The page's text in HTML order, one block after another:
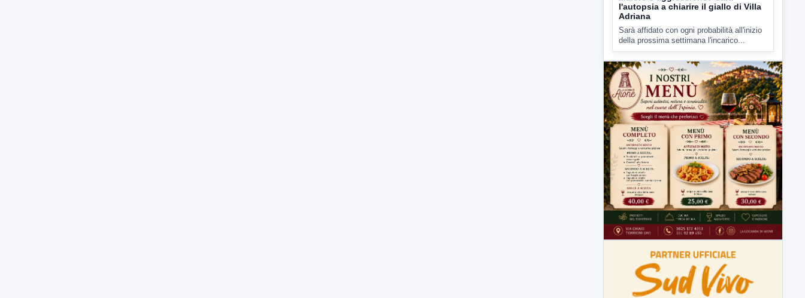
7 AGOSTO 2026 CRONACA
Malore o aggressione? Sarà
l'autopsia a chiarire il giallo di Villa
Adriana
Sarà affidato con ogni probabilità all'inizio
della prossima settimana l'incarico...